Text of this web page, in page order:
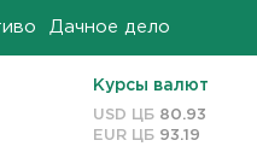
Дачное дело
Курсы валют
USD ЦБ 80.93
EUR ЦБ 93.19